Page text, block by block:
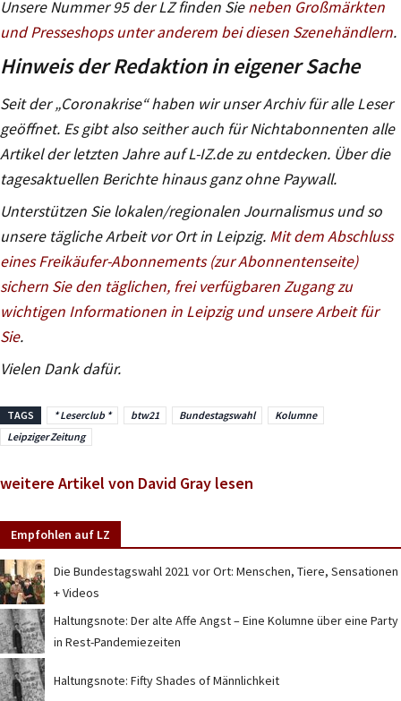
Unsere Nummer 95 der LZ finden Sieneben Großmärkten
und Presseshops unter anderem bei diesen Szenehändlern.
Hinweis der Redaktion in eigener Sache
Seit der „Coronakrise“ haben wir unser Archiv für alle Leser
geöffnet. Es gibt also seither auch für Nichtabonnenten alle
Artikel der letzten Jahre auf L-IZ.de zu entdecken. Über die
tagesaktuellen Berichte hinaus ganz ohne Paywall.
Unterstützen Sie lokalen/regionalen Journalismus und so
unsere tägliche Arbeit vor Ort in Leipzig. Mit dem Abschluss
eines Freikäufer-Abonnements (zur Abonnentenseite)
sichern Sie den täglichen, frei verfügbaren Zugang zu
wichtigen Informationen in Leipzig und unsere Arbeit für
Sie.
Vielen Dank dafür.
TAGS * Leserclub * btw21 Bundestagswahl
Kolumne
Leipziger Zeitung
weitere Artikel von David Gray lesen
Empfohlen auf LZ
Die Bundestagswahl 2021 vor Ort: Menschen, Tiere, Sensationen
+ Videos
Haltungsnote: Der alte Affe Angst – Eine Kolumne über eine Party
in Rest-Pandemiezeiten
Haltungsnote: Fifty Shades of Männlichkeit